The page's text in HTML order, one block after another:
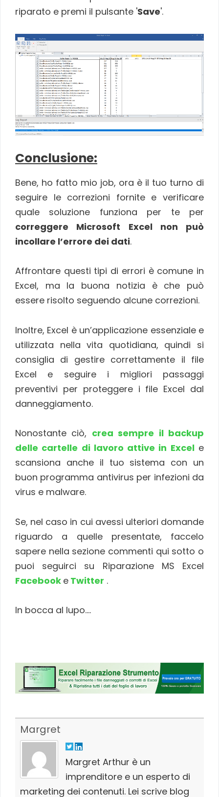
riparato e premi il pulsante 'Save'.
Conclusione:
Bene, ho fatto mio job, ora è il tuo turno di
seguire le correzioni fornite e verificare
quale soluzione funziona per te per
correggere Microsoft Excel non può
incollare l’errore dei dati.
Affrontare questi tipi di errori è comune in
Excel, ma la buona notizia è che può
essere risolto seguendo alcune correzioni.
Inoltre, Excel è un’applicazione essenziale e
utilizzata nella vita quotidiana, quindi si
consiglia di gestire correttamente il file
Excel e seguire i migliori passaggi
preventivi per proteggere i file Excel dal
danneggiamento.
Nonostante ciò, crea sempre il backup
delle cartelle di lavoro attive in Excele
scansiona anche il tuo sistema con un
buon programma antivirus per infezioni da
virus e malware.
Se, nel caso in cui avessi ulteriori domande
riguardo a quelle presentate, faccelo
sapere nella sezione commenti qui sotto o
puoi seguirci su Riparazione MS Excel
Facebook e Twitter .
In bocca al lupo….
Margret
Margret Arthur è un
imprenditore e un esperto di
marketing dei contenuti. Lei scrive blog